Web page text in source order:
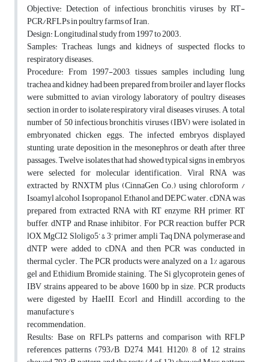
Objective: Detection of infectious bronchitis viruses by RT-
PCR/RFLPs in poultry farms of Iran.
Design: Longitudinal study from 1997 to 2003.
Samples: Tracheas, lungs and kidneys of suspected flocks to
respiratory diseases.
Procedure: From 1997-2003, tissues samples including lung,
trachea and kidney, had been prepared from broiler and layer flocks
were submitted to avian virology laboratory of poultry diseases
section in order to isolate respiratory viral diseases viruses. A total
number of 50 infectious bronchitis viruses (IBV) were isolated in
embryonated chicken eggs. The infected embryos displayed
stunting, urate deposition in the mesonephros or death after three
passages. Twelve isolates that had showed typical signs in embryos,
were selected for molecular identification. Viral RNA was
extracted by RNXTM plus (CinnaGen Co.) using chloroform /
Isoamyl alcohol, Isopropanol, Ethanol and DEPC water. cDNA was
prepared from extracted RNA with RT enzyme, RH primer, RT
buffer, dNTP and Rnase inhibitor. For PCR reaction, buffer PCR
lOX, MgCI2, Sloligo5’ & 3’ primer, ampli Taq DNA polymerase and
dNTP were added to cDNA and then PCR was conducted in
thermal cycler. The PCR products were analyzed on a 1% agarous
gel and Ethidium Bromide staining. The Si glycoprotein genes of
IBV strains appeared to be above 1600 bp in size. PCR products
were digested by HaeIII, Ecorl and Hindill, according to the
manufacture’s
recommendation.
Results: Base on RFLPs patterns and comparison with RFLP
references patterns (793/B, D274, M41, H120), 8 of 12 strains